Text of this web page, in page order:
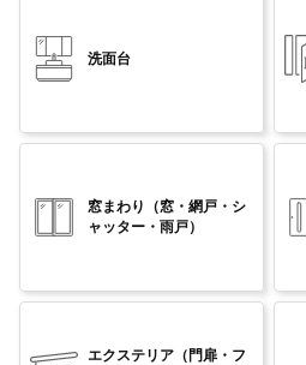
洗面台
窓まわり
（窓・網戸・シ
ャッター・雨戸）
エクステリア （門扉・フ